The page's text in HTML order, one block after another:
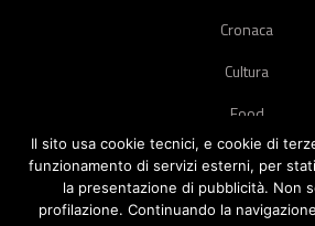
Cronaca
Cultura
Food
Green
Pets
Il sito usa cookie tecnici, e cookie di
funzionamento di servizi esterni, per
la presentazione di pubblicità. Non
profilazione. Continuando la